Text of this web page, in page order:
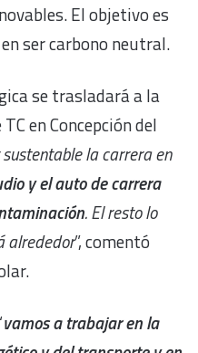
El objetivo es
ser carbono neutral.
se trasladará a la
en Concepción del
la carrera en
y el auto de carrera
. El resto lo
alrededor”, comentó
vamos a trabajar en la